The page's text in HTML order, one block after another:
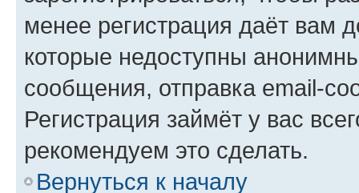
менее регистрация даёт вам
которые недоступны
сообщения, отправка email-
Регистрация займёт у вас
рекомендуем это сделать.
Вернуться к началу